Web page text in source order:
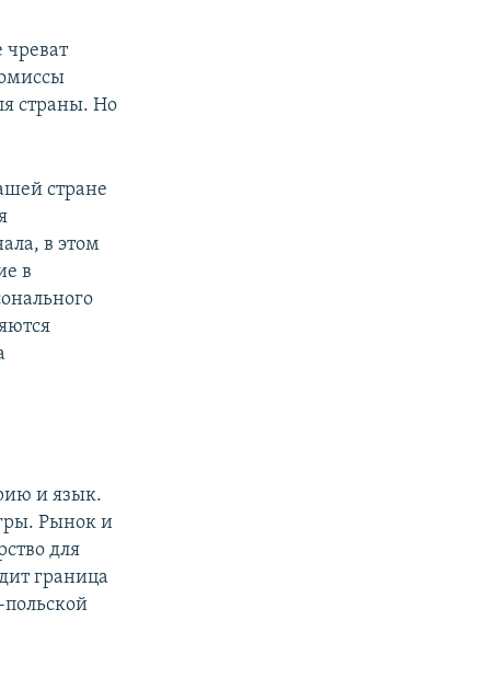
чреват
страны. Но
стране
в этом
в
и язык.
Рынок и
для
граница